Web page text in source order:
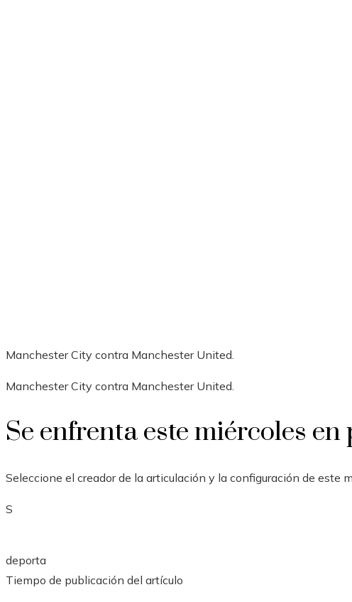
Manchester City contra Manchester United.
Manchester City contra Manchester United.
Se enfrenta este miércoles
Seleccione el creador de la articulación y la configuración de este
S
deporta
Tiempo de publicación del artículo